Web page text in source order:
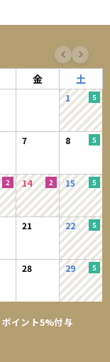
金 土
1
7 8
14 15
21 22
28 29
ポイント5%付与